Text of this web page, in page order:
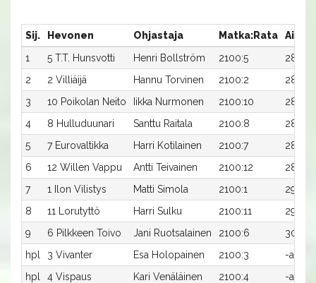
Sij. Hevonen Ohjastaja Matka:Rata
Aika
1
5 T.T. Hunsvotti Henri Bollström 2100:5
28,2a
2
2 Villiäijä Hannu Torvinen 2100:2
28,5a
3
10 Poikolan Neito Iikka Nurmonen 2100:10
28,5a
4
8 Hulluduunari Santtu Raitala 2100:8
28,9a
5
7 Eurovaltikka Harri Kotilainen 2100:7
28,9a
6
12 Willen Vappu Antti Teivainen 2100:12
28,9a
7
1 Ilon Vilistys Matti Simola 2100:1
29,4ax
8
11 Lorutyttö Harri Sulku 2100:11
29,7a
9
6 Pilkkeen Toivo Jani Ruotsalainen 2100:6
30,1a
hpl
3 Vivanter Esa Holopainen 2100:3
-a
hpl
4 Vispaus Kari Venäläinen 2100:4
-a